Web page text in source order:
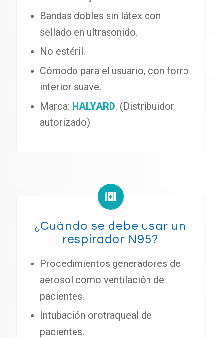
Bandas dobles sin látex con
sellado en ultrasonido.
No estéril.
Cómodo para el usuario, con forro
interior suave.
Marca: HALYARD. (Distribuidor
autorizado)
¿Cuándo se debe usar un
respirador N95?
Procedimientos generadores de
aerosol como ventilación de
pacientes.
Intubación orotraqueal de
pacientes.